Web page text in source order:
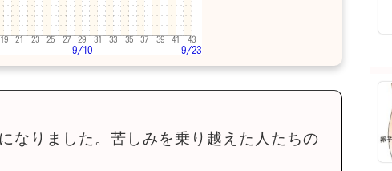
なりました。苦しみを乗り越えた人たちの